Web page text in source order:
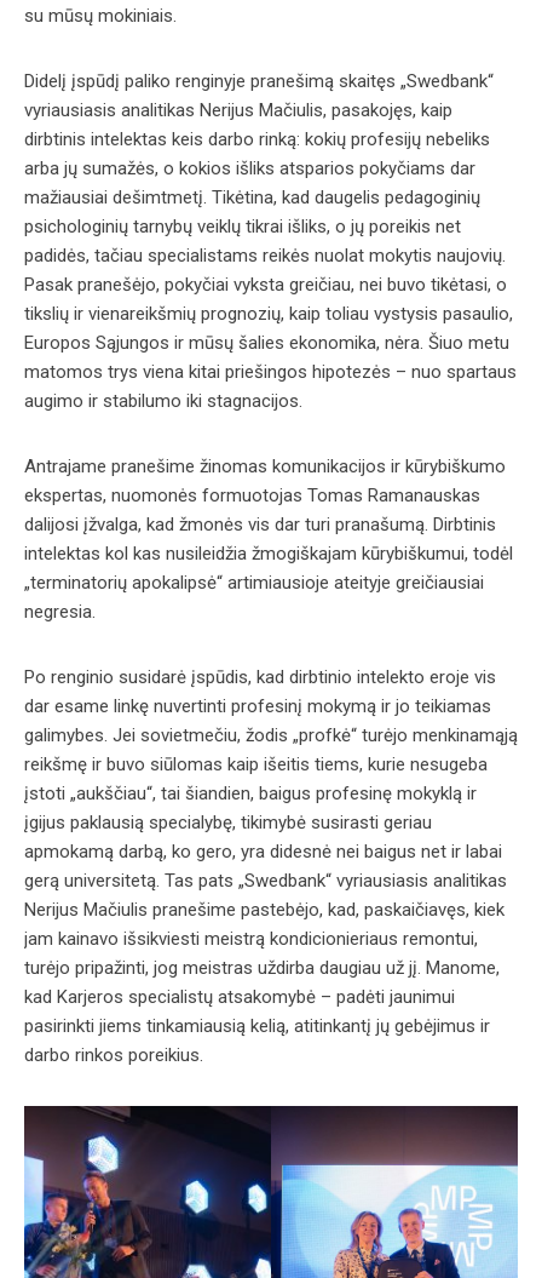
su mūsų mokiniais.
Didelį įspūdį paliko renginyje pranešimą skaitęs „Swedbank“
vyriausiasis analitikas Nerijus Mačiulis, pasakojęs, kaip
dirbtinis intelektas keis darbo rinką: kokių profesijų nebeliks
arba jų sumažės, o kokios išliks atsparios pokyčiams dar
mažiausiai dešimtmetį. Tikėtina, kad daugelis pedagoginių
psichologinių tarnybų veiklų tikrai išliks, o jų poreikis net
padidės, tačiau specialistams reikės nuolat mokytis naujovių.
Pasak pranešėjo, pokyčiai vyksta greičiau, nei buvo tikėtasi, o
tikslių ir vienareikšmių prognozių, kaip toliau vystysis pasaulio,
Europos Sąjungos ir mūsų šalies ekonomika, nėra. Šiuo metu
matomos trys viena kitai priešingos hipotezės – nuo spartaus
augimo ir stabilumo iki stagnacijos.
Antrajame pranešime žinomas komunikacijos ir kūrybiškumo
ekspertas, nuomonės formuotojas Tomas Ramanauskas
dalijosi įžvalga, kad žmonės vis dar turi pranašumą. Dirbtinis
intelektas kol kas nusileidžia žmogiškajam kūrybiškumui, todėl
„terminatorių apokalipsė“ artimiausioje ateityje greičiausiai
negresia.
Po renginio susidarė įspūdis, kad dirbtinio intelekto eroje vis
dar esame linkę nuvertinti profesinį mokymą ir jo teikiamas
galimybes. Jei sovietmečiu, žodis „profkė“ turėjo menkinamąją
reikšmę ir buvo siūlomas kaip išeitis tiems, kurie nesugeba
įstoti „aukščiau“, tai šiandien, baigus profesinę mokyklą ir
įgijus paklausią specialybę, tikimybė susirasti geriau
apmokamą darbą, ko gero, yra didesnė nei baigus net ir labai
gerą universitetą. Tas pats „Swedbank“ vyriausiasis analitikas
Nerijus Mačiulis pranešime pastebėjo, kad, paskaičiavęs, kiek
jam kainavo išsikviesti meistrą kondicionieriaus remontui,
turėjo pripažinti, jog meistras uždirba daugiau už jį. Manome,
kad Karjeros specialistų atsakomybė – padėti jaunimui
pasirinkti jiems tinkamiausią kelią, atitinkantį jų gebėjimus ir
darbo rinkos poreikius.